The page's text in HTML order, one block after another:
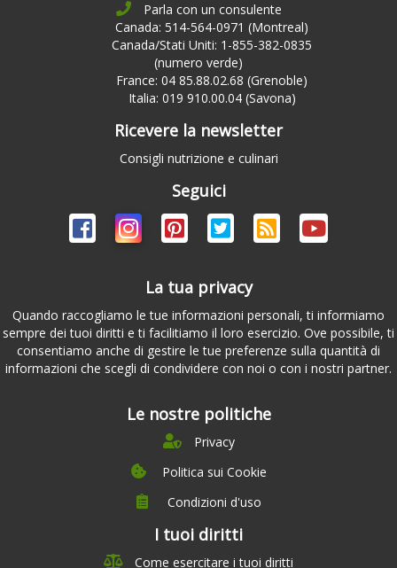
Parla con un consulente
Canada: 514-564-0971 (Montreal)
Canada/Stati Uniti: 1-855-382-0835
(numero verde)
France: 04 85.88.02.68 (Grenoble)
Italia: 019 910.00.04 (Savona)
Ricevere la newsletter
Consigli nutrizione e culinari
Seguici
La tua privacy
Quando raccogliamo le tue informazioni personali, ti informiamo
sempre dei tuoi diritti e ti facilitiamo il loro esercizio. Ove possibile, ti
consentiamo anche di gestire le tue preferenze sulla quantità di
informazioni che scegli di condividere con noi o con i nostri partner.
Le nostre politiche
Privacy
Politica sui Cookie
Condizioni d'uso
I tuoi diritti
Come esercitare i tuoi diritti